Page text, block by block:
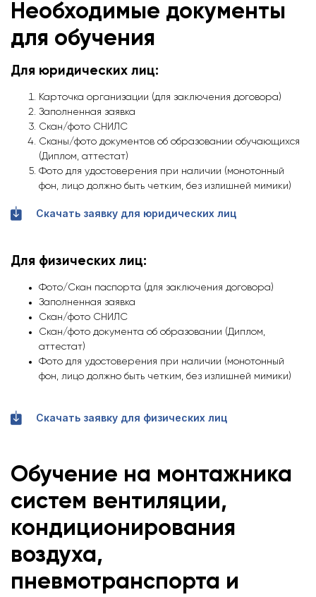
Необходимые документы
для обучения
Для юридических лиц:
Карточка организации (для заключения договора)
Заполненная заявка
Скан/фото СНИЛС
Сканы/фото документов об образовании обучающихся
(Диплом, аттестат)
Фото для удостоверения при наличии (монотонный
фон, лицо должно быть четким, без излишней мимики)
Скачать заявку для юридических лиц
Для физических лиц:
Фото/Скан паспорта (для заключения договора)
Заполненная заявка
Скан/фото СНИЛС
Скан/фото документа об образовании (Диплом,
аттестат)
Фото для удостоверения при наличии (монотонный
фон, лицо должно быть четким, без излишней мимики)
Скачать заявку для физических лиц
Обучение на монтажника
систем вентиляции,
кондиционирования
воздуха,
пневмотранспорта и